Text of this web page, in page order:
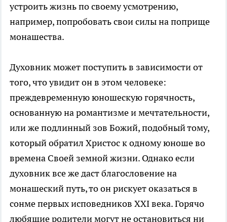
устроить жизнь по своему усмотрению,
например, попробовать свои силы на поприще
монашества.
Духовник может поступить в зависимости от
того, что увидит он в этом человеке:
преждевременную юношескую горячность,
основанную на романтизме и мечтательности,
или же подлинный зов Божий, подобный тому,
который обратил Христос к одному юноше во
времена Своей земной жизни. Однако если
духовник все же даст благословение на
монашеский путь, то он рискует оказаться в
сонме первых исповедников ХХI века. Горячо
любящие родители могут не остановиться ни